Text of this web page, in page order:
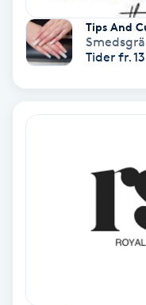
Klippning ungdom
Koppningsmassage
Kroppspeeling
Tips And
Tider fr.